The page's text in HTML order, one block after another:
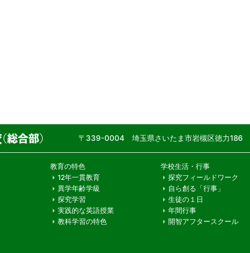
〒339-0004 埼玉県さいたま市岩槻区徳力186
教育の特色
12年一貫教育
異学年齢学級
探究学習
実践的な英語授業
教科学習の特色
学校生活・行事
探究フィールドワーク
自ら創る「行事」
生徒の１日
年間行事
開智アフタースクール